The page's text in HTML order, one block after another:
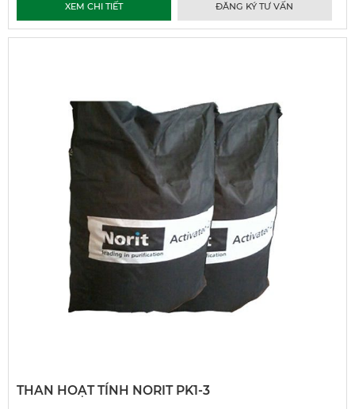
XEM CHI TIẾT ĐĂNG KÝ TƯ VẤN
THAN HOẠT TÍNH NORIT PK1-3